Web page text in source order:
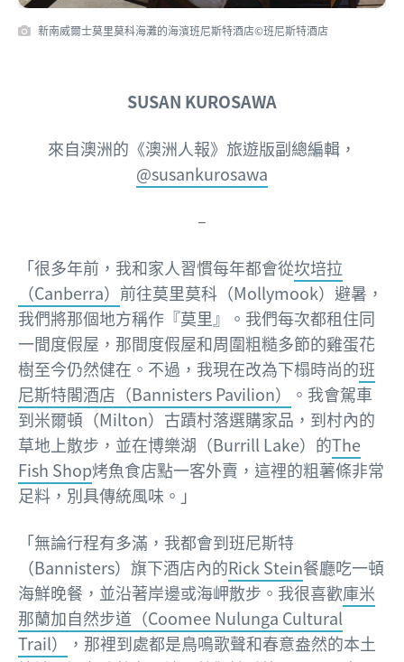
新南威爾士莫里莫科海灘的海濱班尼斯特酒店©班尼斯特酒店
SUSAN KUROSAWA
來自澳洲的《澳洲人報》 旅遊版副總編輯，
@susankurosawa
–
「很多年前，我和家人習慣每年都會從坎培拉
（Canberra） 前往莫里莫科（Mollymook）避暑，
我們將那個地方稱作『莫里』。我們每次都租住同
一間度假屋，那間度假屋和周圍粗糙多節的雞蛋花
樹至今仍然健在。不過，我現在改為下榻時尚的班
尼斯特閣酒店（Bannisters Pavilion）
。我會駕車
到米爾頓（Milton）古蹟村落選購家品，到村內的
草地上散步，並在博樂湖（Burrill Lake）的The
Fish Shop烤魚食店點一客外賣，這裡的粗薯條非常
足料，別具傳統風味。」
「無論行程有多滿，我都會到班尼斯特
（Bannisters）旗下酒店內的Rick Stein餐廳吃一頓
海鮮晚餐，並沿著岸邊或海岬散步。我很喜歡庫米
那蘭加自然步道（Coomee Nulunga Cultural
Trail）
，那裡到處都是鳥鳴歌聲和春意盎然的本土